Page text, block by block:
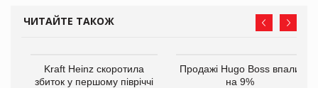
ЧИТАЙТЕ ТАКОЖ
Kraft Heinz скоротила
збиток у першому півріччі
Продажі Hugo Boss впали
на 9%